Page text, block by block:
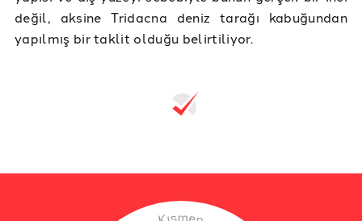
değil, aksine Tridacna deniz tarağı kabuğundan
yapılmış bir taklit olduğu belirtiliyor.